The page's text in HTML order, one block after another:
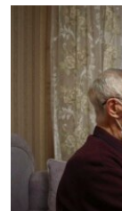
Вернутся
СЕВЕР.РЕАЛИИ
РАСПИСАНИЕ
СОЦИАЛЬНЫЕ СЕТИ